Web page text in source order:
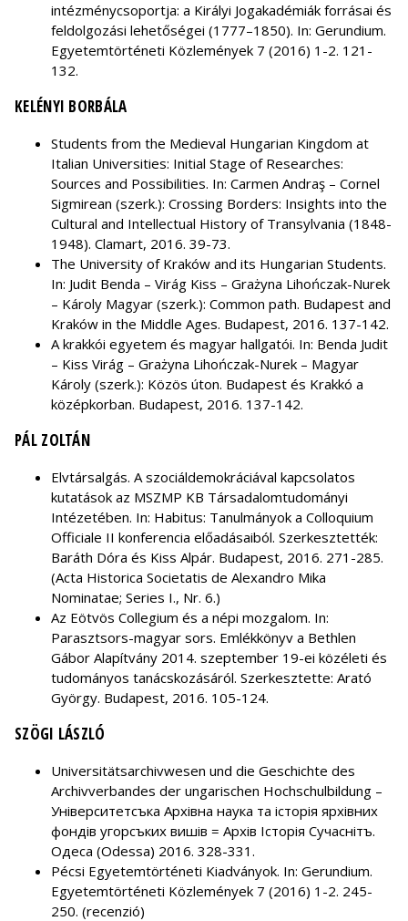
intézménycsoportja: a Királyi Jogakadémiák forrásai és
feldolgozási lehetőségei (1777–1850). In: Gerundium.
Egyetemtörténeti Közlemények 7 (2016) 1-2. 121-
132.
KELÉNYI BORBÁLA
Students from the Medieval Hungarian Kingdom at
Italian Universities: Initial Stage of Researches:
Sources and Possibilities. In: Carmen Andraş – Cornel
Sigmirean (szerk.): Crossing Borders: Insights into the
Cultural and Intellectual History of Transylvania (1848-
1948). Clamart, 2016. 39-73.
The University of Kraków and its Hungarian Students.
In: Judit Benda – Virág Kiss – Grażyna Lihończak-Nurek
– Károly Magyar (szerk.): Common path. Budapest and
Kraków in the Middle Ages. Budapest, 2016. 137-142.
A krakkói egyetem és magyar hallgatói. In: Benda Judit
– Kiss Virág – Grażyna Lihończak-Nurek – Magyar
Károly (szerk.): Közös úton. Budapest és Krakkó a
középkorban. Budapest, 2016. 137-142.
PÁL ZOLTÁN
Elvtársalgás. A szociáldemokráciával kapcsolatos
kutatások az MSZMP KB Társadalomtudományi
Intézetében. In: Habitus: Tanulmányok a Colloquium
Officiale II konferencia előadásaiból. Szerkesztették:
Baráth Dóra és Kiss Alpár. Budapest, 2016. 271-285.
(Acta Historica Societatis de Alexandro Mika
Nominatae; Series I., Nr. 6.)
Az Eötvös Collegium és a népi mozgalom. In:
Parasztsors-magyar sors. Emlékkönyv a Bethlen
Gábor Alapítvány 2014. szeptember 19-ei közéleti és
tudományos tanácskozásáról. Szerkesztette: Arató
György. Budapest, 2016. 105-124.
SZÖGI LÁSZLÓ
Universitätsarchivwesen und die Geschichte des
Archivverbandes der ungarischen Hochschulbildung –
Унiверситетсъка Архiвна наука та iсторія ярхівних
фондів угорсъких вишів = Архів Історія Сучаснітъ.
Одеса (Odessa) 2016. 328-331.
Pécsi Egyetemtörténeti Kiadványok. In: Gerundium.
Egyetemtörténeti Közlemények 7 (2016) 1-2. 245-
250. (recenzió)